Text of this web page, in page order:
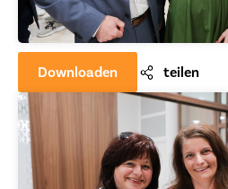
Downloaden teilen